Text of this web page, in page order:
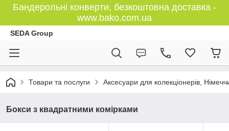
Бандерольні конверти, безкоштовна доставка -
www.bako.com.ua
SEDA Group
Товари та послуги Аксесуари для колекціонерів,
Бокси з квадратними комірками